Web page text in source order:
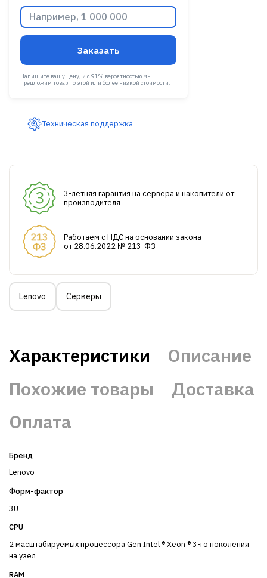
Заказать
Напишите вашу цену, и с 91% вероятностью мы
предложим товар по этой или более низкой стоимости.
Техническая поддержка
3-летняя гарантия на сервера и накопители от
производителя
Работаем с НДС на основании закона
от 28.06.2022 № 213-ФЗ
Lenovo Серверы
Характеристики
Описание
Похожие товары
Доставка
Оплата
Бренд
Lenovo
Форм-фактор
3U
CPU
2 масштабируемых процессора Gen Intel ® Xeon ® 3-го поколения
на узел
RAM